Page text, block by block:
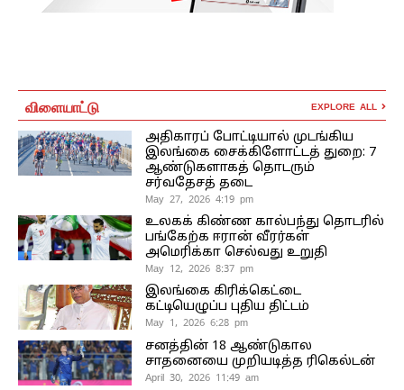
விளையாட்டு EXPLORE ALL
அதிகாரப் போட்டியால் முடங்கிய
இலங்கை சைக்கிளோட்டத் துறை: 7
ஆண்டுகளாகத் தொடரும்
சர்வதேசத் தடை
May 27, 2026 4:19 pm
உலகக் கிண்ண கால்பந்து தொடரில்
பங்கேற்க ஈரான் வீரர்கள்
அமெரிக்கா செல்வது உறுதி
May 12, 2026 8:37 pm
இலங்கை கிரிக்கெட்டை
கட்டியெழுப்ப புதிய திட்டம்
May 1, 2026 6:28 pm
சனத்தின் 18 ஆண்டுகால
சாதனையை முறியடித்த ரிகெல்டன்
April 30, 2026 11:49 am